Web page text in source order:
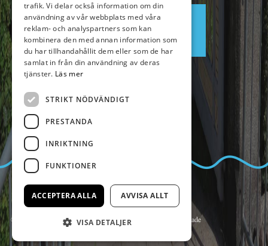
Boka
© Copyright 2014 Kalmar Sjömanshem, alla rättigheter reserverade
trafik. Vi delar också information om din
användning av vår webbplats med våra
reklam- och analyspartners som kan
kombinera den med annan information som
du har tillhandahållit dem eller som de har
samlat in från din användning av deras
tjänster. Läs mer
STRIKT NÖDVÄNDIGT
PRESTANDA
INRIKTNING
FUNKTIONER
ACCEPTERA ALLA AVVISA ALLT
VISA DETALJER